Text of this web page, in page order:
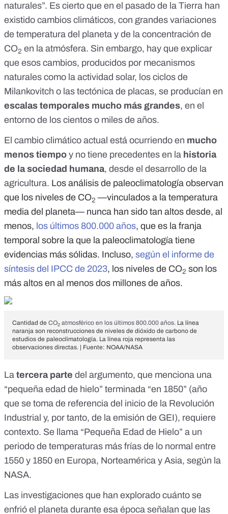
naturales”. Es cierto que en el pasado de la Tierra han
existido cambios climáticos, con grandes variaciones
de temperatura del planeta y de la concentración de
CO2 en la atmósfera. Sin embargo, hay que explicar
que esos cambios, producidos por mecanismos
naturales como la actividad solar, los ciclos de
Milankovitch o las tectónica de placas, se producían en
escalas temporales mucho más grandes, en el
entorno de los cientos o miles de años.
El cambio climático actual está ocurriendo en mucho
menos tiempo y no tiene precedentes en la historia
de la sociedad humana, desde el desarrollo de la
agricultura. Los análisis de paleoclimatología observan
que los niveles de CO2 —vinculados a la temperatura
media del planeta— nunca han sido tan altos desde, al
menos, los últimos 800.000 años, que es la franja
temporal sobre la que la paleoclimatología tiene
evidencias más sólidas. Incluso, según el informe de
síntesis del IPCC de 2023, los niveles de CO2 son los
más altos en al menos dos millones de años.
Cantidad de CO2 atmosférico en los últimos 800.000 años. La línea
naranja son reconstrucciones de niveles de dióxido de carbono de
estudios de paleoclimatología. La línea roja representa las
observaciones directas. | Fuente: NOAA/NASA
La tercera parte del argumento, que menciona una
“pequeña edad de hielo” terminada “en 1850” (año
que se toma de referencia del inicio de la Revolución
Industrial y, por tanto, de la emisión de GEI), requiere
contexto. Se llama “Pequeña Edad de Hielo” a un
periodo de temperaturas más frías de lo normal entre
1550 y 1850 en Europa, Norteamérica y Asia, según la
NASA.
Las investigaciones que han explorado cuánto se
enfrió el planeta durante esa época señalan que las